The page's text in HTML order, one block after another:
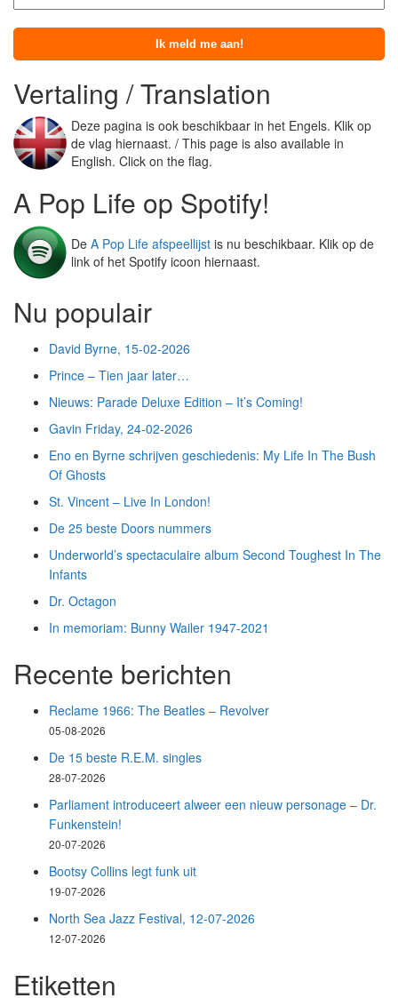
Vertaling / Translation
Deze pagina is ook beschikbaar in het Engels. Klik op
de vlag hiernaast. / This page is also available in
English. Click on the flag.
A Pop Life op Spotify!
De A Pop Life afspeellijst is nu beschikbaar. Klik op de
link of het Spotify icoon hiernaast.
Nu populair
David Byrne, 15-02-2026
Prince – Tien jaar later…
Nieuws: Parade Deluxe Edition – It’s Coming!
Gavin Friday, 24-02-2026
Eno en Byrne schrijven geschiedenis: My Life In The Bush
Of Ghosts
St. Vincent – Live In London!
De 25 beste Doors nummers
Underworld’s spectaculaire album Second Toughest In The
Infants
Dr. Octagon
In memoriam: Bunny Wailer 1947-2021
Recente berichten
Reclame 1966: The Beatles – Revolver
05-08-2026
De 15 beste R.E.M. singles
28-07-2026
Parliament introduceert alweer een nieuw personage – Dr.
Funkenstein!
20-07-2026
Bootsy Collins legt funk uit
19-07-2026
North Sea Jazz Festival, 12-07-2026
12-07-2026
Etiketten